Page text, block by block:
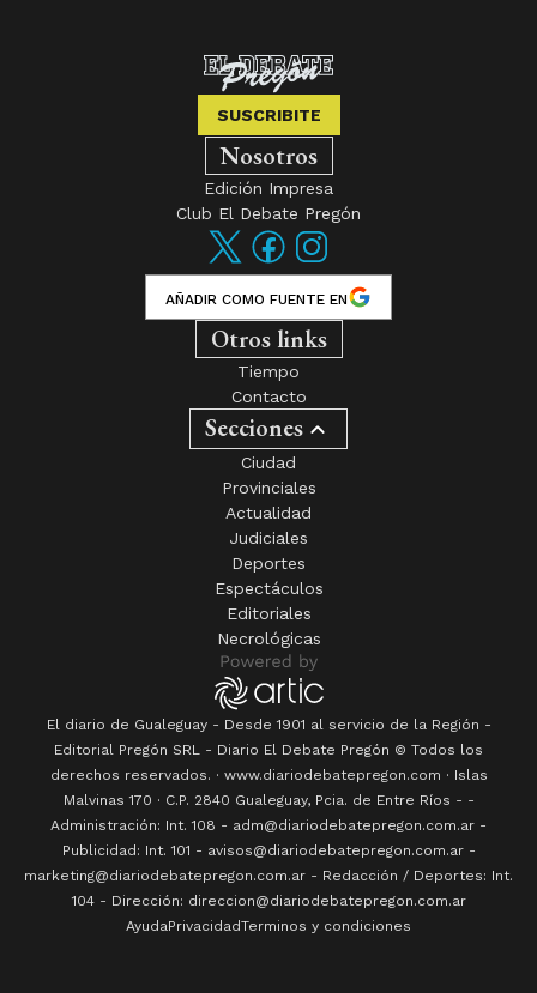
SUSCRIBITE
Nosotros
Edición Impresa
Club El Debate Pregón
AÑADIR COMO FUENTE EN
Otros links
Tiempo
Contacto
Secciones
Ciudad
Provinciales
Actualidad
Judiciales
Deportes
Espectáculos
Editoriales
Necrológicas
El diario de Gualeguay - Desde 1901 al servicio de la Región -
Editorial Pregón SRL - Diario El Debate Pregón © Todos los
derechos reservados. · www.diariodebatepregon.com · Islas
Malvinas 170 · C.P. 2840 Gualeguay, Pcia. de Entre Ríos - -
Administración: Int. 108 - adm@diariodebatepregon.com.ar -
Publicidad: Int. 101 - avisos@diariodebatepregon.com.ar -
marketing@diariodebatepregon.com.ar - Redacción / Deportes: Int.
104 - Dirección: direccion@diariodebatepregon.com.ar
AyudaPrivacidadTerminos y condiciones